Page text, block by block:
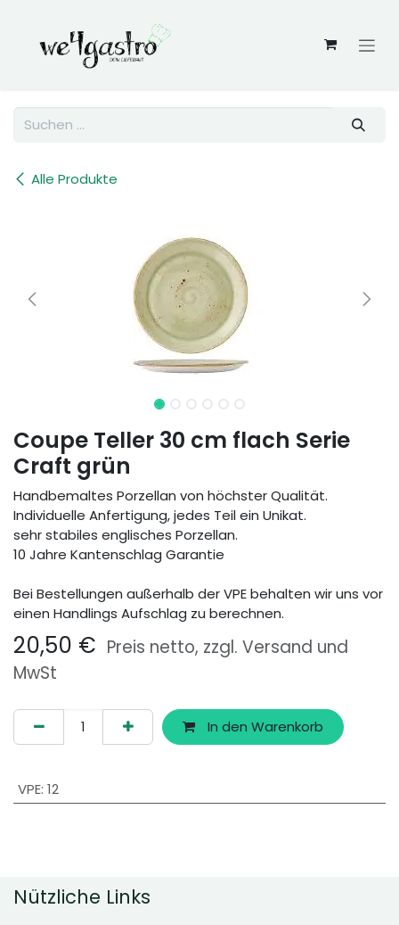
Alle Produkte
Coupe Teller 30 cm flach Serie
Craft grün
Handbemaltes Porzellan von höchster Qualität.
Individuelle Anfertigung, jedes Teil ein Unikat.
sehr stabiles englisches Porzellan.
10 Jahre Kantenschlag Garantie
Bei Bestellungen außerhalb der VPE behalten wir uns vor
einen Handlings Aufschlag zu berechnen.
20,50 € Preis netto, zzgl. Versand und
MwSt
In den Warenkorb
VPE: 12
Nützliche Links